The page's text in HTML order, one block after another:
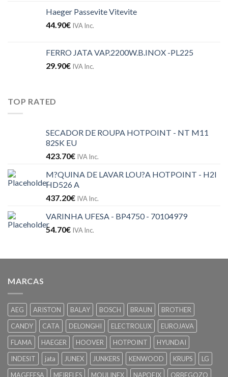
Haeger Passevite Vitevite
44.90€ IVA Inc.
FERRO JATA VAP.2200W.B.INOX -PL225
29.90€ IVA Inc.
TOP RATED
SECADOR DE ROUPA HOTPOINT - NT M11
82SK EU
423.70€ IVA Inc.
M?QUINA DE LAVAR LOU?A HOTPOINT - H2I
HD526 A
437.20€ IVA Inc.
VARINHA UFESA - BP4750 - 70104979
54.70€ IVA Inc.
MARCAS
AEG ARISTON BALAY BOSCH BRAUN
BROTHER
CANDY
CATA DELONGHI ELECTROLUX
EUROJAVA
FLAMA
HAEGER HOOVER HOTPOINT
HYUNDAI
INDESIT
jata JUNEX JUNKERS KENWOOD KRUPS
LG
MAGEFESA
MEIRELES MOULINEX NAPOFIX ORBEGOZO